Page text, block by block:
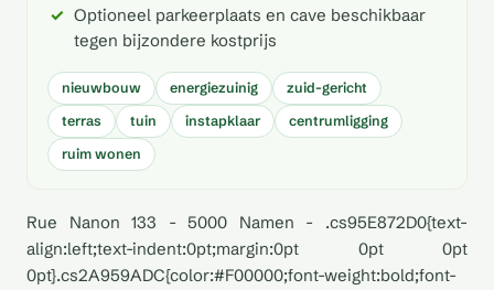
Optioneel parkeerplaats en cave beschikbaar
tegen bijzondere kostprijs
nieuwbouw energiezuinig
zuid-gericht
terras
tuin instapklaar
centrumligging
ruim wonen
Rue Nanon 133 - 5000 Namen - .cs95E872D0{text-
align:left;text-indent:0pt;margin:0pt 0pt 0pt
0pt}.cs2A959ADC{color:#F00000;font-weight:bold;font-